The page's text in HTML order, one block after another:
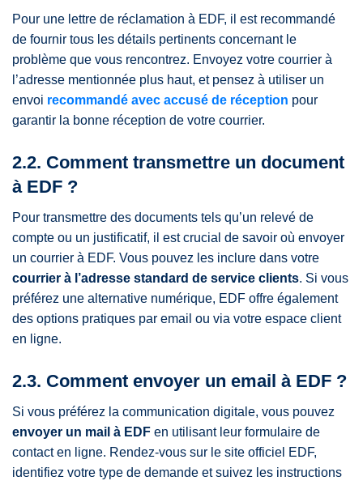
Pour une lettre de réclamation à EDF, il est recommandé
de fournir tous les détails pertinents concernant le
problème que vous rencontrez. Envoyez votre courrier à
l’adresse mentionnée plus haut, et pensez à utiliser un
envoi recommandé avec accusé de réception pour
garantir la bonne réception de votre courrier.
2.2. Comment transmettre un document
à EDF ?
Pour transmettre des documents tels qu’un relevé de
compte ou un justificatif, il est crucial de savoir où envoyer
un courrier à EDF. Vous pouvez les inclure dans votre
courrier à l’adresse standard de service clients. Si vous
préférez une alternative numérique, EDF offre également
des options pratiques par email ou via votre espace client
en ligne.
2.3. Comment envoyer un email à EDF ?
Si vous préférez la communication digitale, vous pouvez
envoyer un mail à EDF en utilisant leur formulaire de
contact en ligne. Rendez-vous sur le site officiel EDF,
identifiez votre type de demande et suivez les instructions